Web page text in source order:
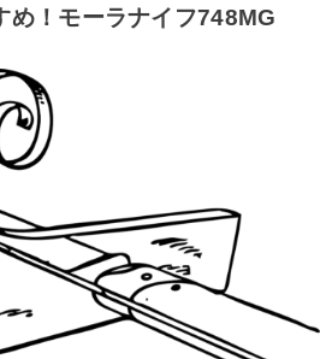
め！モーラナイフ748MG